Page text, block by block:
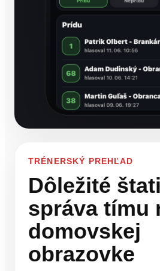
TRÉNERSKÝ PREHĽAD
Dôležité
správa tímu
domovskej
obrazovke